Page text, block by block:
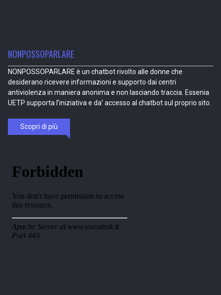
NONPOSSOPARLARE
NONPOSSOPARLARE è un chatbot rivolto alle donne che
desiderano ricevere informazioni e supporto dai centri
antiviolenza in maniera anonima e non lasciando traccia. Essenia
UETP supporta l’iniziativa e da’ accesso al chatbot sul proprio sito.
Scopri di più